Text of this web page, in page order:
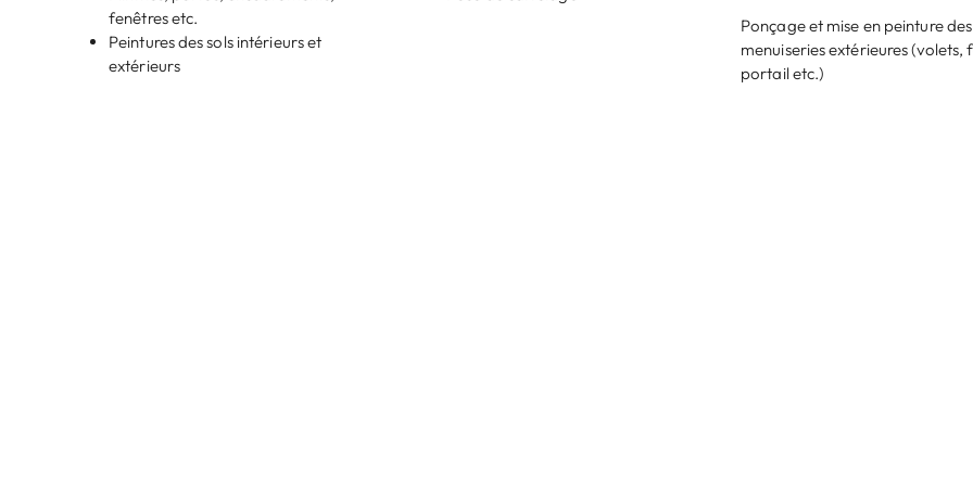
fenêtres etc.
Peintures des sols intérieurs et
extérieurs
Ponçage et mise en peinture des
menuiseries extérieures (volets,
portail etc.)